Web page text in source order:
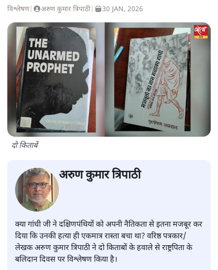
विश्लेषण| अरुण कुमार त्रिपाठी 30 JAN, 2026
दो किताबें
अरुण कुमार त्रिपाठी
क्या गांधी जी ने दक्षिणपंथियों को अपनी नैतिकता से इतना मजबूर कर
दिया कि उनकी हत्या ही एकमात्र रास्ता बचा था? वरिष्ठ पत्रकार/
लेखक अरुण कुमार त्रिपाठी ने दो किताबों के हवाले से राष्ट्रपिता के
बलिदान दिवस पर विश्लेषण किया है।